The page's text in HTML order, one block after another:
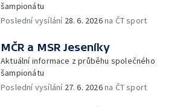
šampionátu
Poslední vysílání 28. 6. 2026na ČT sport
MČR a MSR Jeseníky
Aktuální informace z průběhu společného
šampionátu
Poslední vysílání 27. 6. 2026na ČT sport